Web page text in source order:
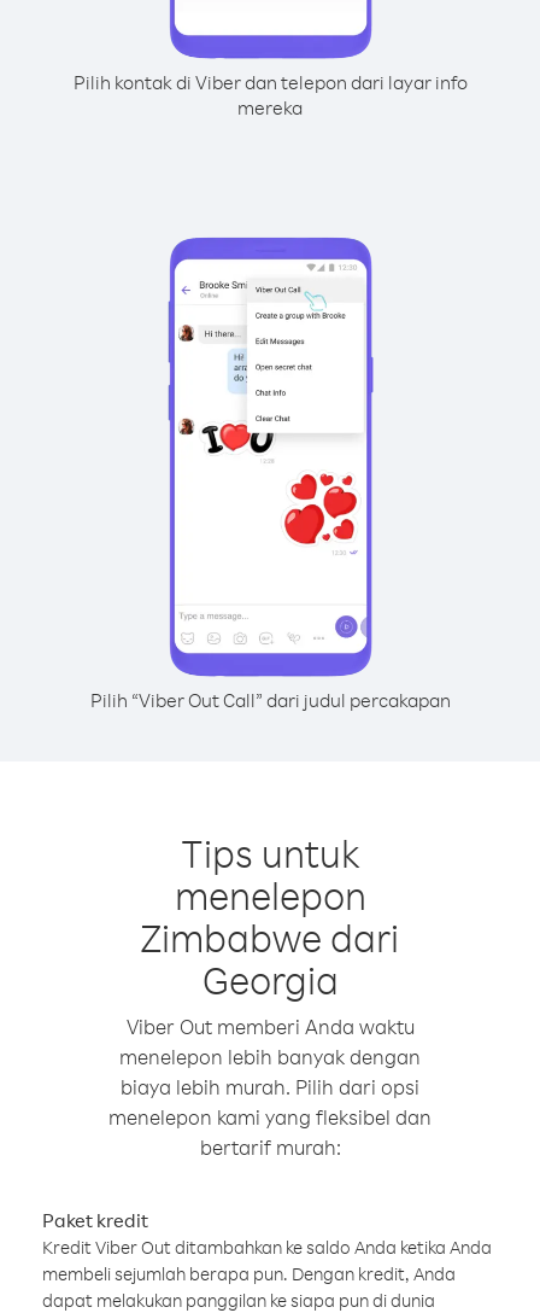
Pilih kontak di Viber dan telepon dari layar info
mereka
Pilih “Viber Out Call” dari judul percakapan
Tips untuk
menelepon
Zimbabwe dari
Georgia
Viber Out memberi Anda waktu
menelepon lebih banyak dengan
biaya lebih murah. Pilih dari opsi
menelepon kami yang fleksibel dan
bertarif murah:
Paket kredit
Kredit Viber Out ditambahkan ke saldo Anda ketika Anda
membeli sejumlah berapa pun. Dengan kredit, Anda
dapat melakukan panggilan ke siapa pun di dunia